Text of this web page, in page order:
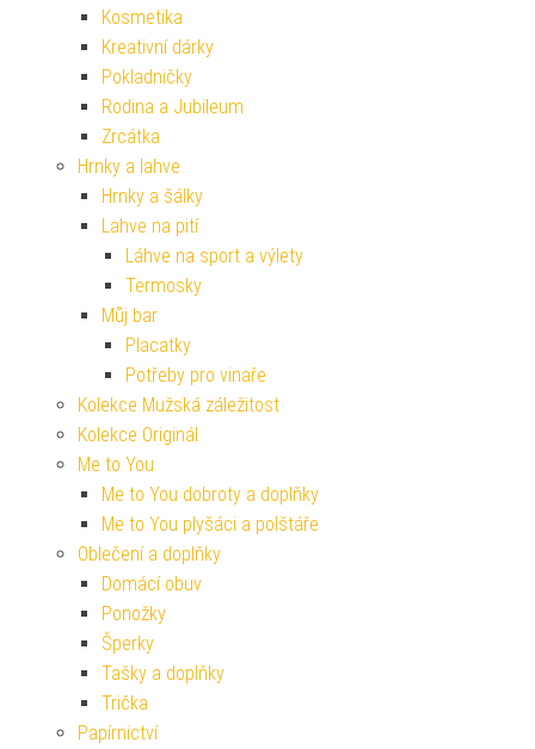
Kosmetika
Kreativní dárky
Pokladničky
Rodina a Jubileum
Zrcátka
Hrnky a lahve
Hrnky a šálky
Lahve na pití
Láhve na sport a výlety
Termosky
Můj bar
Placatky
Potřeby pro vinaře
Kolekce Mužská záležitost
Kolekce Originál
Me to You
Me to You dobroty a doplňky
Me to You plyšáci a polštáře
Oblečení a doplňky
Domácí obuv
Ponožky
Šperky
Tašky a doplňky
Trička
Papírnictví